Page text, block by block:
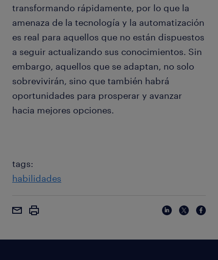
transformando rápidamente, por lo que la
amenaza de la tecnología y la automatización
es real para aquellos que no están dispuestos
a seguir actualizando sus conocimientos. Sin
embargo, aquellos que se adaptan, no solo
sobrevivirán, sino que también habrá
oportunidades para prosperar y avanzar
hacia mejores opciones.
tags:
habilidades